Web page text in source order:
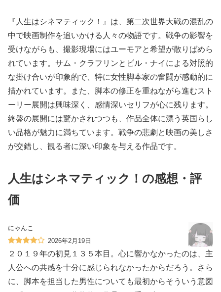
『人生はシネマティック！』は、第二次世界大戦の混乱の
中で映画制作を追いかける人々の物語です。戦争の影響を
受けながらも、撮影現場にはユーモアと希望が散りばめら
れています。サム・クラフリンとビル・ナイによる対照的
な掛け合いが印象的で、特に女性脚本家の奮闘が感動的に
描かれています。また、脚本の修正を重ねながら進むスト
ーリー展開は興味深く、感情深いセリフが心に残ります。
終盤の展開には驚かされつつも、作品全体に漂う英国らし
い品格が魅力に満ちています。戦争の悲劇と映画の美しさ
が交錯し、観る者に深い印象を与える作品です。
人生はシネマティック！の感想・評
価
にゃんこ
2026年2月19日
２０１９年の初見１３５本目。心に響かなかったのは、主
人公への共感を十分に感じられなかったからだろう。さら
に、脚本を担当した男性についても最初からそういう意図